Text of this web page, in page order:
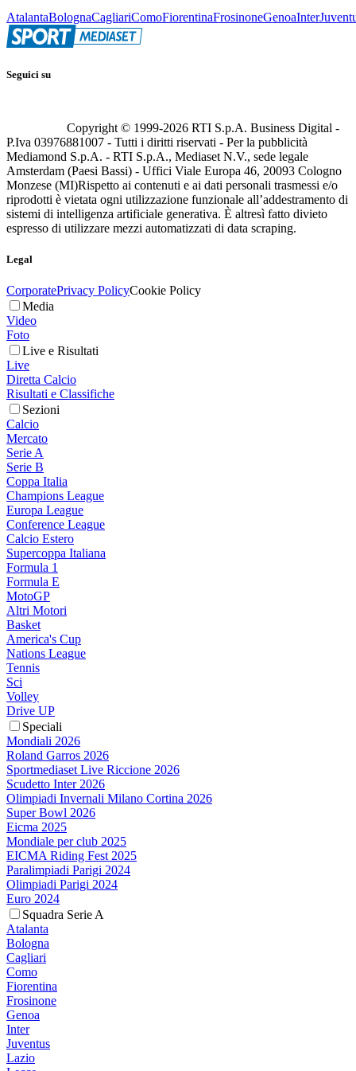
AtalantaBolognaCagliariComoFiorentinaFrosinoneGenoaInter
Seguici su
Copyright © 1999-2026 RTI S.p.A. Business Digital -
P.Iva 03976881007 - Tutti i diritti riservati - Per la pubblicità
Mediamond S.p.A. - RTI S.p.A., Mediaset N.V., sede legale
Amsterdam (Paesi Bassi) - Uffici Viale Europa 46, 20093 Cologno
Monzese (MI)Rispetto ai contenuti e ai dati personali trasmessi e/o
riprodotti è vietata ogni utilizzazione funzionale all’addestramento di
sistemi di intelligenza artificiale generativa. È altresì fatto divieto
espresso di utilizzare mezzi automatizzati di data scraping.
Legal
CorporatePrivacy PolicyCookie Policy
Media
Video
Foto
Live e Risultati
Live
Diretta Calcio
Risultati e Classifiche
Sezioni
Calcio
Mercato
Serie A
Serie B
Coppa Italia
Champions League
Europa League
Conference League
Calcio Estero
Supercoppa Italiana
Formula 1
Formula E
MotoGP
Altri Motori
Basket
America's Cup
Nations League
Tennis
Sci
Volley
Drive UP
Speciali
Mondiali 2026
Roland Garros 2026
Sportmediaset Live Riccione 2026
Scudetto Inter 2026
Olimpiadi Invernali Milano Cortina 2026
Super Bowl 2026
Eicma 2025
Mondiale per club 2025
EICMA Riding Fest 2025
Paralimpiadi Parigi 2024
Olimpiadi Parigi 2024
Euro 2024
Squadra Serie A
Atalanta
Bologna
Cagliari
Como
Fiorentina
Frosinone
Genoa
Inter
Juventus
Lazio